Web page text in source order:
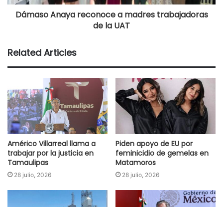
Dámaso Anaya reconoce a madres trabajadoras
de la UAT
Related Articles
Américo Villarreal llama a
trabajar por la justicia en
Tamaulipas
28 julio, 2026
Piden apoyo de EU por
feminicidio de gemelas en
Matamoros
28 julio, 2026